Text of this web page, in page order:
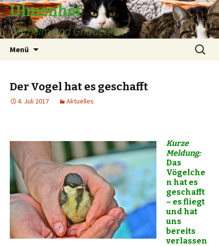
Ulmenhof
Tierheim und Gnadenhof
Menü
Suchen
nach:
Der Vogel hat es geschafft
4. Juli 2017 Aktuelles
Kurze
Meldung:
Das
Vögelche
n hat es
geschafft
– es fliegt
und hat
uns
bereits
verlassen